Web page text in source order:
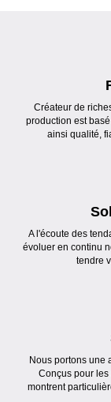
Créateur de
production est
ainsi qualité,
A l'écoute des
évoluer en continu
tendre
Nous portons une
Conçus pour
montrent